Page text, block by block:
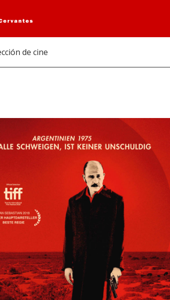
de cine